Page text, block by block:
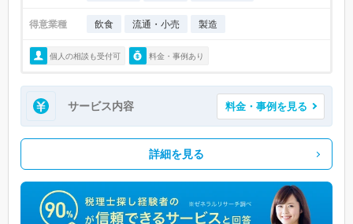
得意業種 飲食 流通・小売 製造
個人の相談も受付可 料金・事例あり
サービス内容 料金・事例を見る
詳細を見る